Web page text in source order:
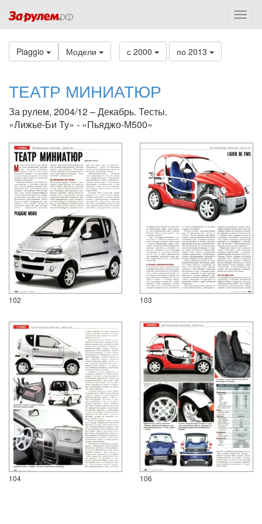
Piaggio Модели с 2000 по 2013
ТЕАТР МИНИАТЮР
За рулем, 2004/12 – Декабрь. Тесты.
«Лижье-Би Ту» - «Пьяджо-М500»
102 103
104 106